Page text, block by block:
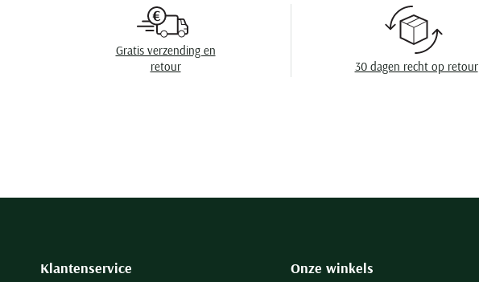
Gratis verzending en
retour
30 dagen recht op retour
Klantenservice Onze winkels